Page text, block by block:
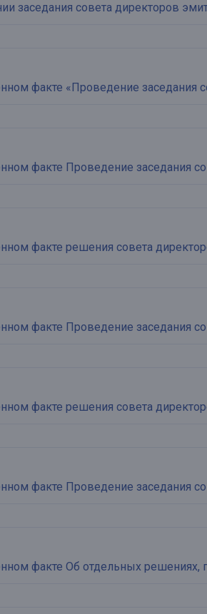
заседания совета директоров
факте «Проведение заседания
факте Проведение заседания
факте решения совета
факте Проведение заседания
факте решения совета
факте Проведение заседания
факте Об отдельных решениях,